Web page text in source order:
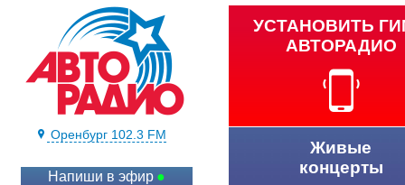
Оренбург 102.3 FM
Напиши в эфир
УСТАНОВИТЬ
АВТОРАДИО
Живые
концерты